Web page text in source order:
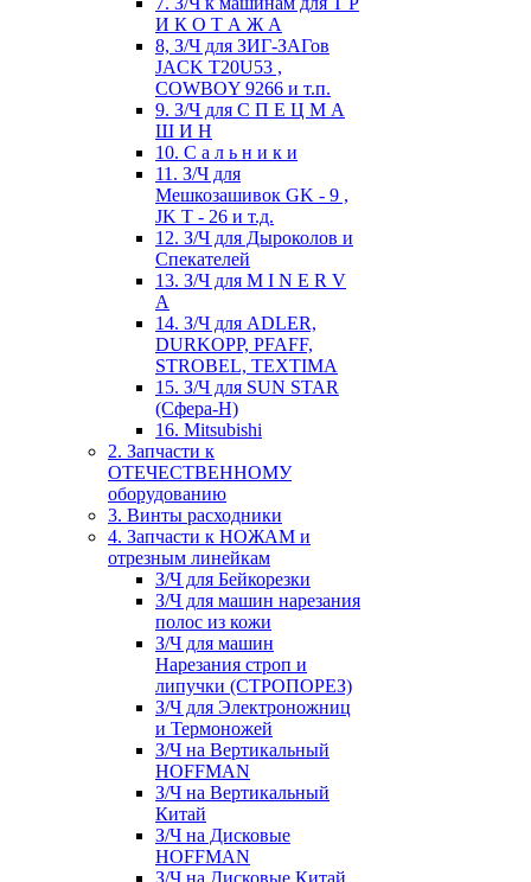
И К О Т А Ж А
8, З/Ч для ЗИГ-ЗАГов
JACK Т20U53 ,
COWBOY 9266 и т.п.
9. З/Ч для С П Е Ц М А
Ш И Н
10. С а л ь н и к и
11. З/Ч для
Мешкозашивок GK - 9 ,
JK T - 26 и т.д.
12. З/Ч для Дыроколов и
Спекателей
13. З/Ч для M I N E R V
A
14. З/Ч для ADLER,
DURKOPP, PFAFF,
STROBEL, TEXTIMA
15. З/Ч для SUN STAR
(Сфера-Н)
16. Mitsubishi
2. Запчасти к
ОТЕЧЕСТВЕННОМУ
оборудованию
3. Винты расходники
4. Запчасти к НОЖАМ и
отрезным линейкам
З/Ч для Бейкорезки
З/Ч для машин нарезания
полос из кожи
З/Ч для машин
Нарезания строп и
липучки (СТРОПОРЕЗ)
З/Ч для Электроножниц
и Термоножей
З/Ч на Вертикальный
HOFFMAN
З/Ч на Вертикальный
Китай
З/Ч на Дисковые
HOFFMAN
З/Ч на Дисковые Китай